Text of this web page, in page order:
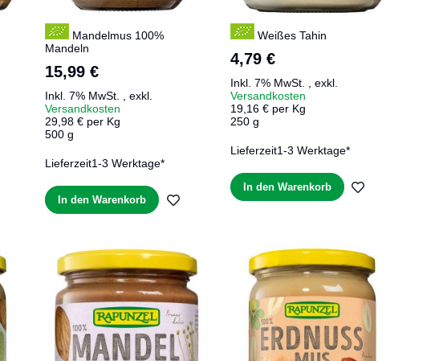
WUNSCHLISTE
Mandelmus 100%
Mandeln
15,99 €
Inkl. 7% MwSt. ,exkl.
Versandkosten
29,98 € per Kg
500 g
Lieferzeit1-3 Werktage*
In den Warenkorb ZUR
HINZUFÜGEN
Weißes Tahin
4,79 €
Inkl. 7% MwSt. ,exkl.
Versandkosten
19,16 € per Kg
250 g
Lieferzeit1-3 Werktage*
In den Warenkorb